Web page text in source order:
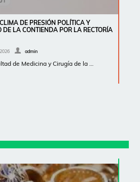
DE PRESIÓN POLÍTICA Y
LA CONTIENDA POR LA RECTORÍA
admin
de Medicina y Cirugía de la …